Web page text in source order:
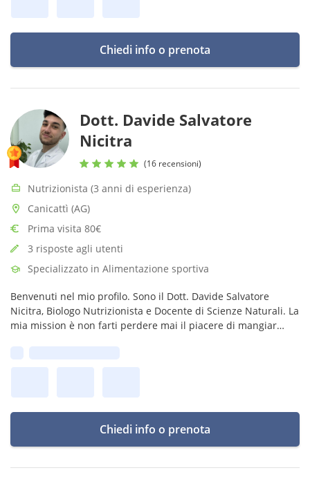
Chiedi info o prenota
Dott. Davide Salvatore
Nicitra
(16 recensioni)
Nutrizionista (3 anni di esperienza)
Canicattì (AG)
Prima visita 80€
3 risposte agli utenti
Specializzato in Alimentazione sportiva
Benvenuti nel mio profilo. Sono il Dott. Davide Salvatore
Nicitra, Biologo Nutrizionista e Docente di Scienze Naturali. La
mia mission è non farti perdere mai il piacere di mangiar
Chiedi info o prenota